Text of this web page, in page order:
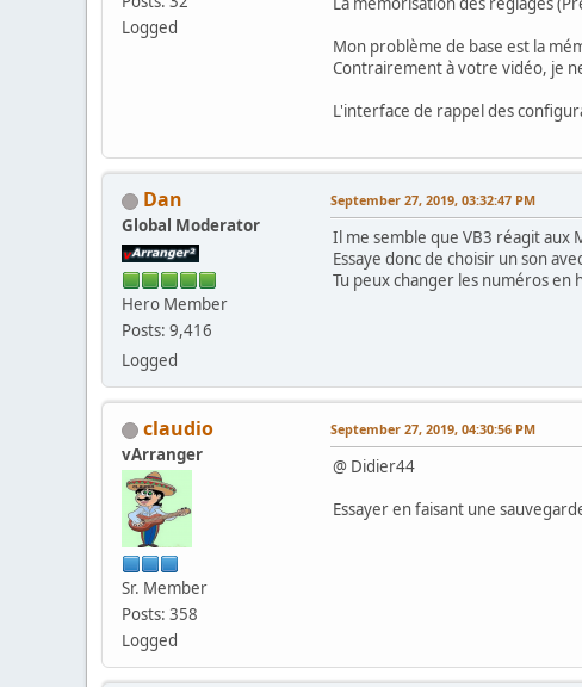
Logged
Mon problème de base est la
Contrairement à votre vidéo, je
L'interface de rappel des
Dan
Global Moderator
Hero Member
Posts: 9,416
Logged
September 27, 2019, 03:32:47 PM
Il me semble que VB3 réagit aux
Essaye donc de choisir un son
Tu peux changer les numéros en
claudio
vArranger
Sr. Member
Posts: 358
Logged
September 27, 2019, 04:30:56 PM
@ Didier44
Essayer en faisant une